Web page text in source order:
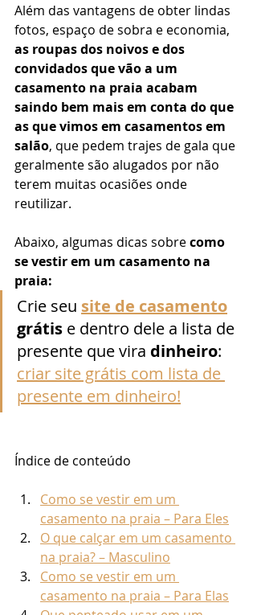
Além das vantagens de obter lindas
fotos, espaço de sobra e economia,
as roupas dos noivos e dos
convidados que vão a um
casamento na praia acabam
saindo bem mais em conta do que
as que vimos em casamentos em
salão, que pedem trajes de gala que
geralmente são alugados por não
terem muitas ocasiões onde
reutilizar.
Abaixo, algumas dicas sobre como
se vestir em um casamento na
praia:
Crie seu site de casamento
grátis e dentro dele a lista de
presente que vira dinheiro:
criar site grátis com lista de
presente em dinheiro!
Índice de conteúdo
Como se vestir em um
casamento na praia – Para Eles
O que calçar em um casamento
na praia? – Masculino
Como se vestir em um
casamento na praia – Para Elas